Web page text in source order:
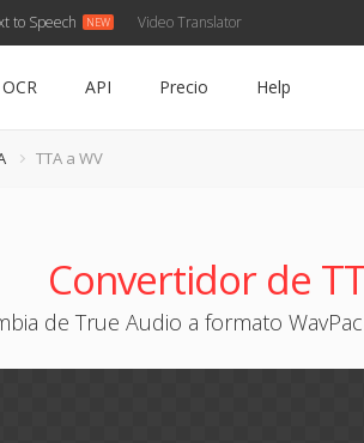
to Speech Video Translator
OCR API Precio Help
TTA a WV
Convertidor de
de True Audio a formato